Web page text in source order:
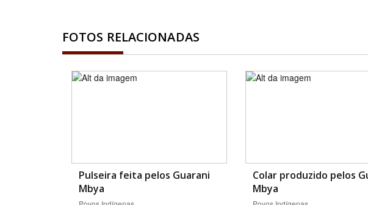
FOTOS RELACIONADAS
Pulseira feita pelos Guarani
Mbya
Colar produzido pelos
Mbya